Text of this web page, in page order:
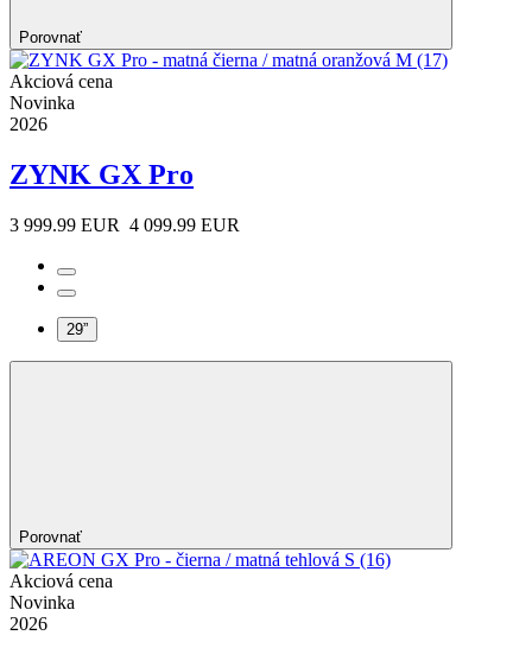
Porovnať
Akciová cena
Novinka
2026
ZYNK GX Pro
3 999.99 EUR 4 099.99 EUR
29”
Porovnať
Akciová cena
Novinka
2026